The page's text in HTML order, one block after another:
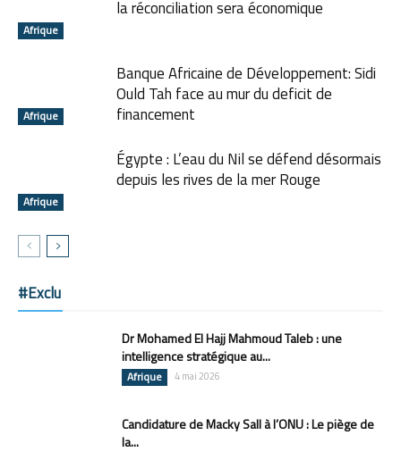
Afrique
la réconciliation sera économique
Afrique
Banque Africaine de Développement: Sidi
Ould Tah face au mur du deficit de
financement
Afrique
Égypte : L’eau du Nil se défend désormais
depuis les rives de la mer Rouge
#Exclu
Dr Mohamed El Hajj Mahmoud Taleb : une
intelligence stratégique au...
Afrique 4 mai 2026
Candidature de Macky Sall à l’ONU : Le piège de
la...